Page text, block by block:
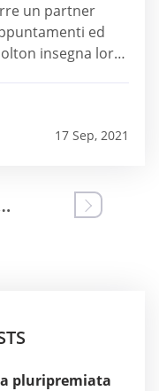
un partner
ed
insegna loro
privato Love
17 Sep, 2021
pluripremiata